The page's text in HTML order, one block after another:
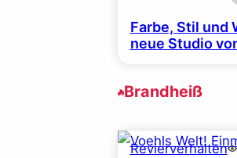
Farbe, Stil und
neue Studio
Brandheiß
Revierverhalten